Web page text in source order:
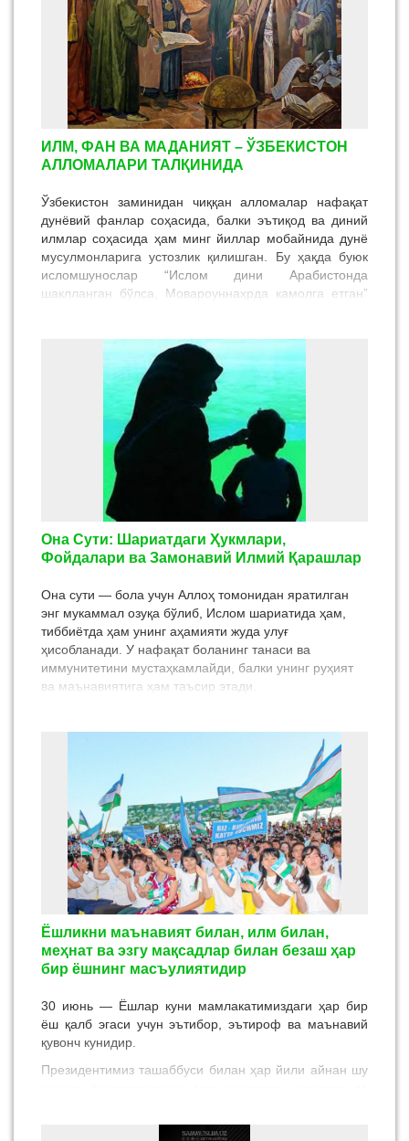
ИЛМ, ФАН ВА МАДАНИЯТ – ЎЗБЕКИСТОН
АЛЛОМАЛАРИ ТАЛҚИНИДА
Ўзбекистон заминидан чиққан алломалар нафақат
дунёвий фанлар соҳасида, балки эътиқод ва диний
илмлар соҳасида ҳам минг йиллар мобайнида дунё
мусулмонларига устозлик қилишган. Бу ҳақда буюк
исломшунослар “Ислом дини Арабистонда
шаклланган бўлса, Мовароуннаҳрда камолга етган”
Имом Термизий, Имом Доримий, калом илмида
Имом Мотуридий, Абу Муин Насафий ва Иброҳим
Саффор Бухорий, тафсир ва Қуръон илмларида
Маҳмуд Замахшарий, Абул Баракот Насафий, Абу
Лайс Самарқандий каби етук алломалар ислом дини
тараққиётида, бу диндаги бағрикенглик,
инсонпарварлик, илмпарварлик ғояларини
ривожлантиришга катта ҳисса қўшиб, ислом динининг
маърифий йўналиши равнақида салмоқли ўрин
эгаллашган.
Она Сути: Шариатдаги Ҳукмлари,
Фойдалари ва Замонавий Илмий Қарашлар
Она сути — бола учун Аллоҳ томонидан яратилган
энг мукаммал озуқа бўлиб, Ислом шариатида ҳам,
тиббиётда ҳам унинг аҳамияти жуда улуғ
ҳисобланади. У нафақат боланинг танаси ва
иммунитетини мустаҳкамлайди, балки унинг руҳият
ва маънавиятига ҳам таъсир этади.
Ёшликни маънавият билан, илм билан,
меҳнат ва эзгу мақсадлар билан безаш ҳар
бир ёшнинг масъулиятидир
30 июнь — Ёшлар куни мамлакатимиздаги ҳар бир
ёш қалб эгаси учун эътибор, эътироф ва маънавий
қувонч кунидир.
Президентимиз ташаббуси билан ҳар йили айнан шу
кўламли ислоҳотлар ҳаётга татбиқ этилмоқда.